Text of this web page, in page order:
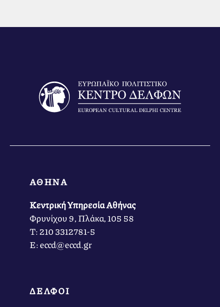
ΑΘΗΝΑ
Κεντρική Υπηρεσία Αθήνας
Φρυνίχου 9, Πλάκα, 105 58
Τ: 210 3312781-5
Ε: eccd@eccd.gr
ΔΕΛΦΟΙ